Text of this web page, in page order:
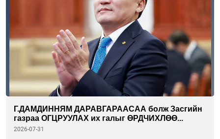
Г.ДАМДИННЯМ ДАРАВГАРААСАА болж Засгийн
газраа ОГЦРУУЛАХ их галыг ӨРДЧИХЛӨӨ...
2026-07-31